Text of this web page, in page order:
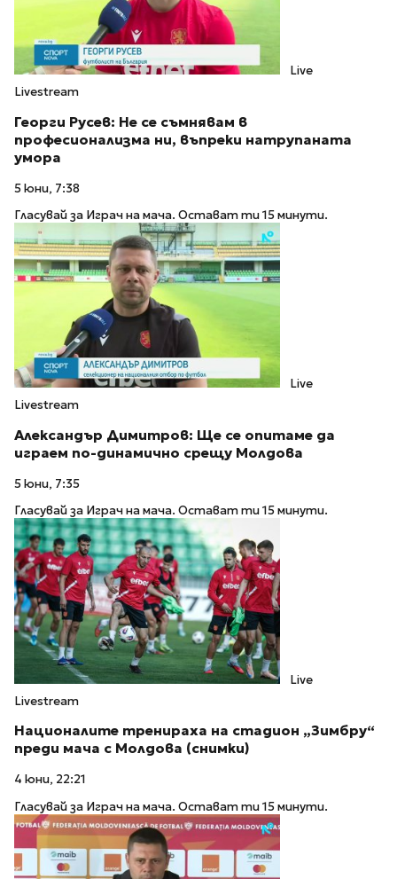
Live
Livestream
Георги Русев: Не се съмнявам в
професионализма ни, въпреки натрупаната
умора
5 юни, 7:38
Гласувай за Играч на мача. Остават ти 15 минути.
Live
Livestream
Александър Димитров: Ще се опитаме да
играем по-динамично срещу Молдова
5 юни, 7:35
Гласувай за Играч на мача. Остават ти 15 минути.
Live
Livestream
Националите тренираха на стадион „Зимбру“
преди мача с Молдова (снимки)
4 юни, 22:21
Гласувай за Играч на мача. Остават ти 15 минути.